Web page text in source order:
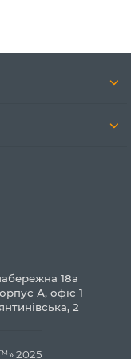
18а
А, офіс 1
2
2025